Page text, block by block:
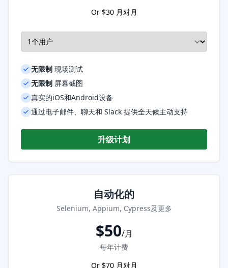
Or $30月对月
无限制 现场测试
无限制 屏幕截图
真实的iOS和Android设备
通过电子邮件、聊天和 Slack 提供全天候主动支持
升级计划
自动化的
Selenium, Appium, Cypress及更多
$50/月
每年计费
Or $70月对月